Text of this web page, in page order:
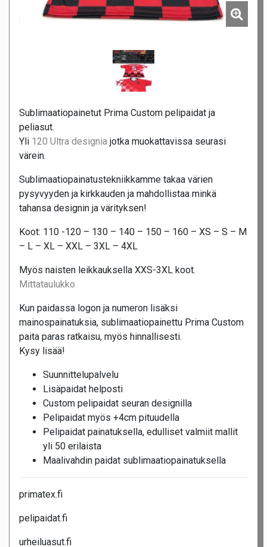
Sublimaatiopainetut Prima Custom pelipaidat ja
peliasut.
Yli 120 Ultra designia jotka muokattavissa seurasi
värein.
Sublimaatiopainatustekniikkamme takaa värien
pysyvyyden ja kirkkauden ja mahdollistaa minkä
tahansa designin ja värityksen!
Koot: 110 -120 – 130 – 140 – 150 – 160 – XS – S – M
– L – XL – XXL – 3XL – 4XL
Myös naisten leikkauksella XXS-3XL koot.
Mittataulukko
Kun paidassa logon ja numeron lisäksi
mainospainatuksia, sublimaatiopainettu Prima Custom
paita paras ratkaisu, myös hinnallisesti.
Kysy lisää!
Suunnittelupalvelu
Lisäpaidat helposti
Custom pelipaidat seuran designilla
Pelipaidat myös +4cm pituudella
Pelipaidat painatuksella, edulliset valmiit mallit
yli 50 erilaista
Maalivahdin paidat sublimaatiopainatuksella
primatex.fi
pelipaidat.fi
urheiluasut.fi